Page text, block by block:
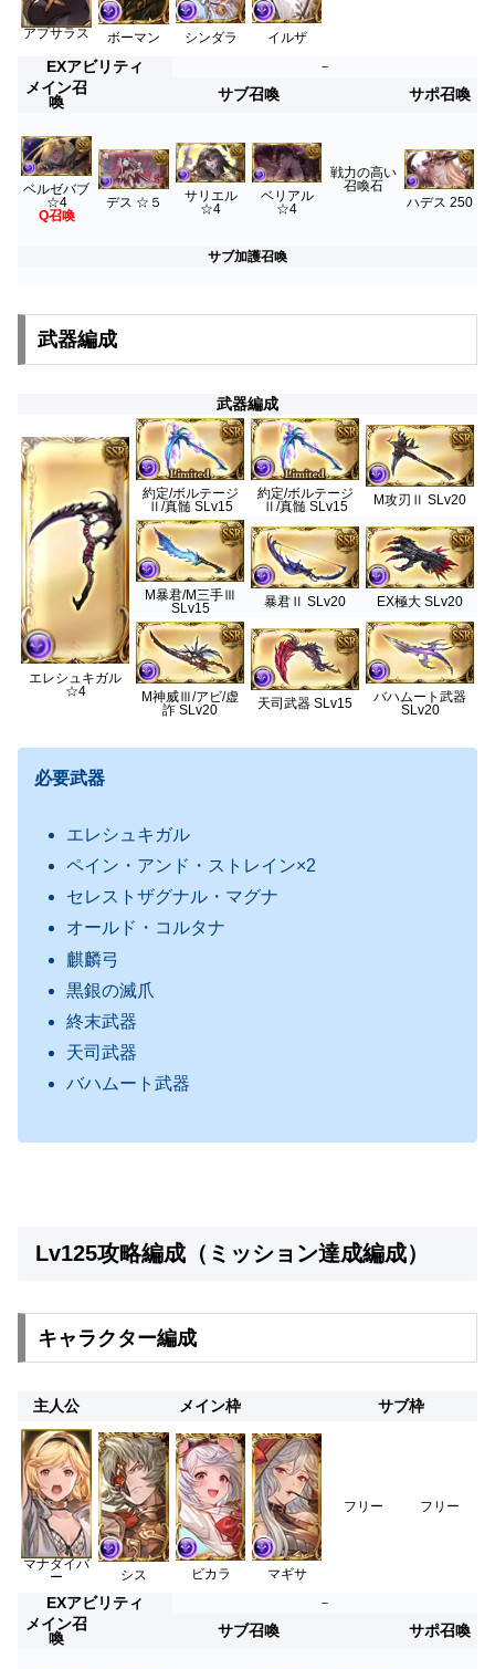
アプサラス ボーマン シンダラ イルザ
EXアビリティ －
メイン召
喚
サブ召喚 サポ召喚
ベルゼバブ
☆4
Q召喚
デス ☆５
サリエル
☆4
ベリアル
☆4
戦力の高い
召喚石
ハデス 250
サブ加護召喚
武器編成
武器編成
エレシュキガル
☆4
約定/ボルテージ
Ⅱ/真髄 SLv15
約定/ボルテージ
Ⅱ/真髄 SLv15
M攻刃Ⅱ SLv20
M暴君/M三手Ⅲ
SLv15
暴君Ⅱ SLv20 EX極大 SLv20
M神威Ⅲ/アビ/虚
詐 SLv20
天司武器 SLv15
バハムート武器
SLv20
必要武器
エレシュキガル
ペイン・アンド・ストレイン×2
セレストザグナル・マグナ
オールド・コルタナ
麒麟弓
黒銀の滅爪
終末武器
天司武器
バハムート武器
Lv125攻略編成（ミッション達成編成）
キャラクター編成
主人公 メイン枠 サブ枠
マナダイバ
ー
シス ビカラ マギサ
フリー フリー
EXアビリティ －
メイン召
喚
サブ召喚 サポ召喚